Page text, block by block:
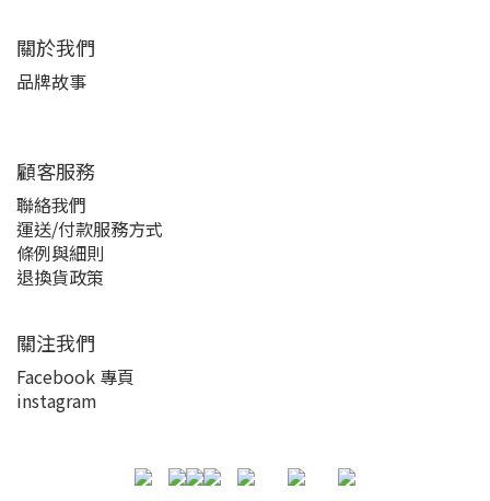
關於我們
品牌故事
顧客服務
聯絡我們
運送/付款服務方式
條例與細則
退換貨政策
關注我們
Facebook 專頁
instagram